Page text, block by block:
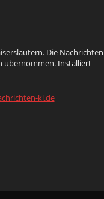
Die Nachrichten
übernommen. Installiert
kl.de